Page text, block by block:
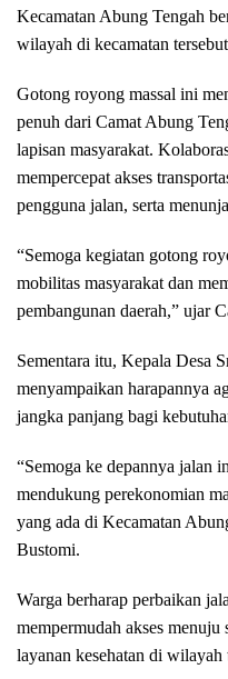
Kecamatan Abung Tengah
wilayah di kecamatan
Gotong royong massal ini
penuh dari Camat Abung
lapisan masyarakat.
mempercepat akses
pengguna jalan, serta
“Semoga kegiatan gotong
mobilitas masyarakat dan
pembangunan daerah,” ujar
Sementara itu, Kepala Desa
menyampaikan harapannya
jangka panjang bagi
“Semoga ke depannya jalan
mendukung perekonomian
yang ada di Kecamatan
Bustomi.
Warga berharap perbaikan
mempermudah akses
layanan kesehatan di